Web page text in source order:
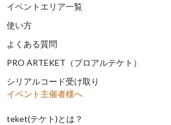
イベントエリア一覧
使い方
よくある質問
PRO ARTEKET（プロアルテケト）
シリアルコード受け取り
イベント主催者様へ
teket(テケト)とは？